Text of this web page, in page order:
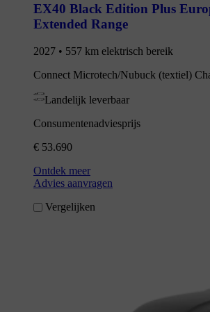
EX40 Black Edition Plus
Extended Range
2027 • 557 km elektrisch bereik
Connect Microtech/Nubuck (textiel)
Landelijk leverbaar
Consumentenadviesprijs
€ 53.690
Ontdek meer
Advies aanvragen
Vergelijken